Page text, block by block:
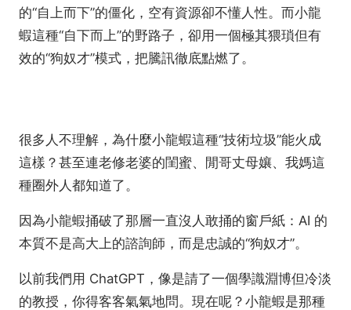
的“自上而下”的僵化，空有資源卻不懂人性。而小龍
蝦這種“自下而上”的野路子，卻用一個極其猥瑣但有
效的“狗奴才”模式，把騰訊徹底點燃了。
很多人不理解，為什麼小龍蝦這種“技術垃圾”能火成
這樣？甚至連老修老婆的閨蜜、閒哥丈母孃、我媽這
種圈外人都知道了。
因為小龍蝦捅破了那層一直沒人敢捅的窗戶紙：AI 的
本質不是高大上的諮詢師，而是忠誠的“狗奴才”。
以前我們用 ChatGPT，像是請了一個學識淵博但冷淡
的教授，你得客客氣氣地問。現在呢？小龍蝦是那種